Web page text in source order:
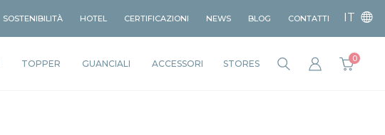
SOSTENIBILITÀ HOTEL CERTIFICAZIONI NEWS BLOG CONTATTI IT
STORES 0
TOPPER GUANCIALI ACCESSORI